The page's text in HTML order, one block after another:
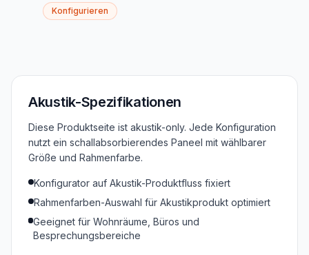
Konfigurieren
Akustik-Spezifikationen
Diese Produktseite ist akustik-only. Jede Konfiguration
nutzt ein schallabsorbierendes Paneel mit wählbarer
Größe und Rahmenfarbe.
Konfigurator auf Akustik-Produktfluss fixiert
Rahmenfarben-Auswahl für Akustikprodukt optimiert
Geeignet für Wohnräume, Büros und
Besprechungsbereiche